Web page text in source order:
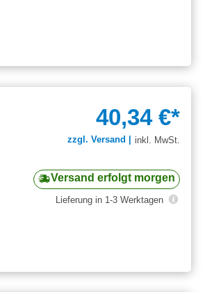
40,34 €*
zzgl. Versand | inkl. MwSt.
Versand erfolgt morgen
Lieferung in 1-3 Werktagen